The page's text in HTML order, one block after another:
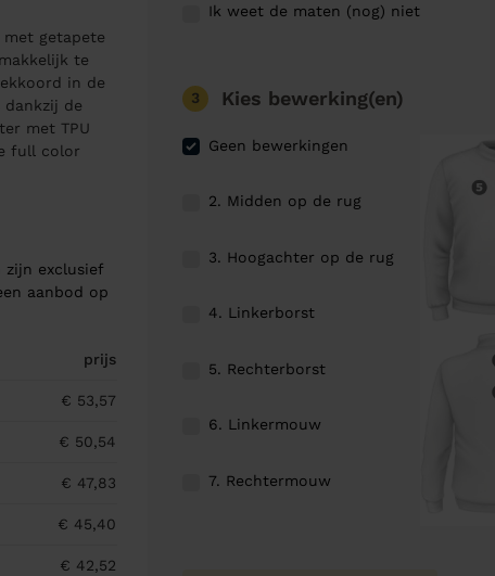
getapete
te
in de
de
met TPU
full color
exclusief
aanbod op
prijs
€ 53,57
€ 50,54
€ 47,83
€ 45,40
€ 42,52
Ik weet de maten (nog) niet
3 Kies bewerking(en)
Geen bewerkingen
2. Midden op de rug
3. Hoogachter op de rug
4. Linkerborst
5. Rechterborst
6. Linkermouw
7. Rechtermouw